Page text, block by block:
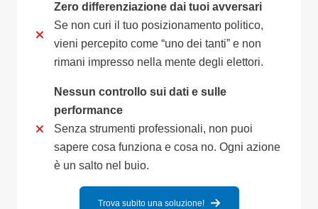
Zero differenziazione dai tuoi avversari
Se non curi il tuo posizionamento politico,
vieni percepito come “uno dei tanti” e non
rimani impresso nella mente degli elettori.
Nessun controllo sui dati e sulle
performance
Senza strumenti professionali, non puoi
sapere cosa funziona e cosa no. Ogni azione
è un salto nel buio.
Trova subito una soluzione!